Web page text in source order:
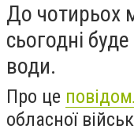
До чотирьох
сьогодні
води.
Про це
обласної